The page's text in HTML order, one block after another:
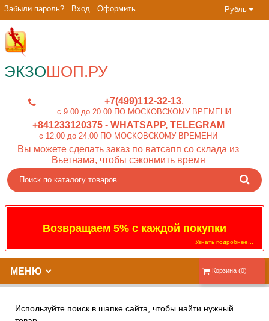
Рубль
Забыли пароль? Вход Оформить
ЭКЗОШОП.РУ
+7(499)112-32-13
c 9.00 до 20.00 ПО МОСКОВСКОМУ ВРЕМЕНИ
+841233120375- WHATSAPP, TELEGRAM
c 12.00 до 24.00 ПО МОСКОВСКОМУ ВРЕМЕНИ
Вы можете сделать заказ по ватсапп со склада из
Вьетнама, чтобы сэконмить время
Возвращаем 5% с каждой покупки
Узнать подробнее...
Корзина (0)
МЕНЮ
Используйте поиск в шапке сайта, чтобы найти нужный